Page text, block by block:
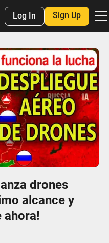
Log In Sign Up
Mute Settings
Enter
drones
alcance y
ahora!